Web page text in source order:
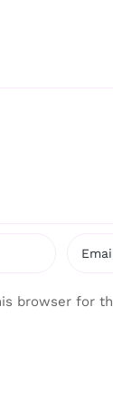
browser for